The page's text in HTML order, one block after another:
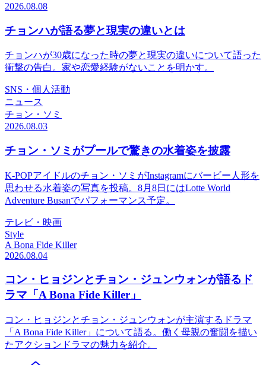
2026.08.08
チョンハが語る夢と現実の違いとは
チョンハが30歳になった時の夢と現実の違いについて語った
衝撃の告白。家や恋愛経験がないことを明かす。
SNS・個人活動
ニュース
チョン・ソミ
2026.08.03
チョン・ソミがプールで驚きの水着姿を披露
K-POPアイドルのチョン・ソミがInstagramにバービー人形を
思わせる水着姿の写真を投稿。8月8日にはLotte World
Adventure Busanでパフォーマンス予定。
テレビ・映画
Style
A Bona Fide Killer
2026.08.04
コン・ヒョジンとチョン・ジュンウォンが語るド
ラマ「A Bona Fide Killer」
コン・ヒョジンとチョン・ジュンウォンが主演するドラマ
「A Bona Fide Killer」について語る。働く母親の奮闘を描い
たアクションドラマの魅力を紹介。